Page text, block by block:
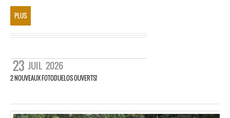
PLUS
23 JUIL 2026
2 NOUVEAUX FOTODUELOS OUVERTS!